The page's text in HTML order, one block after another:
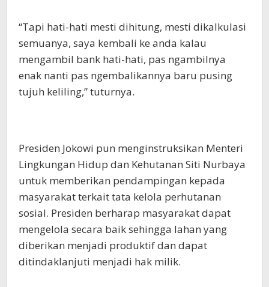
“Tapi hati-hati mesti dihitung, mesti dikalkulasi
semuanya, saya kembali ke anda kalau
mengambil bank hati-hati, pas ngambilnya
enak nanti pas ngembalikannya baru pusing
tujuh keliling,” tuturnya.
Presiden Jokowi pun menginstruksikan Menteri
Lingkungan Hidup dan Kehutanan Siti Nurbaya
untuk memberikan pendampingan kepada
masyarakat terkait tata kelola perhutanan
sosial. Presiden berharap masyarakat dapat
mengelola secara baik sehingga lahan yang
diberikan menjadi produktif dan dapat
ditindaklanjuti menjadi hak milik.